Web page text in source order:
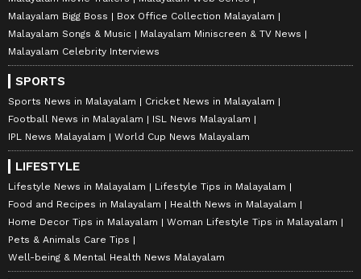
Malayalam Bigg Boss
Box Office Collection Malayalam
Malayalam Songs & Music
Malayalam Miniscreen & TV News
Malayalam Celebrity Interviews
SPORTS
Sports News in Malayalam
Cricket News in Malayalam
Football News in Malayalam
ISL News Malayalam
IPL News Malayalam
World Cup News Malayalam
LIFESTYLE
Lifestyle News in Malayalam
Lifestyle Tips in Malayalam
Food and Recipes in Malayalam
Health News in Malayalam
Home Decor Tips in Malayalam
Woman Lifestyle Tips in Malayalam
Pets & Animals Care Tips
Well-being & Mental Health News Malayalam